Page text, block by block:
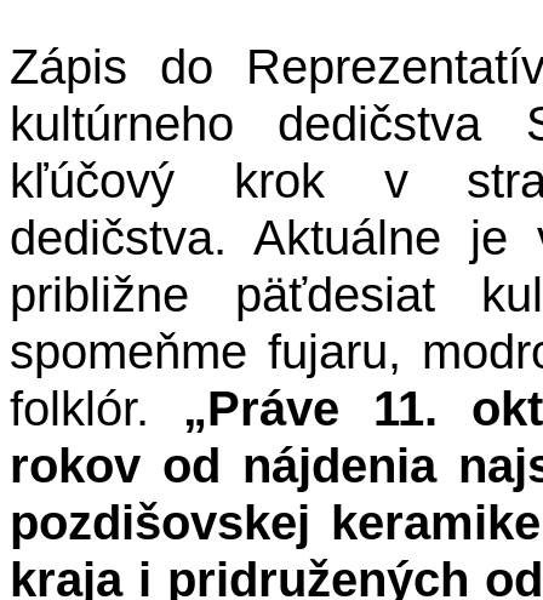
Zápis do
kultúrneho
kľúčový krok v
dedičstva. Aktuálne je
približne päťdesiat
spomeňme fujaru,
folklór. „Práve 11.
rokov od nájdenia
pozdišovskej
kraja i pridružených